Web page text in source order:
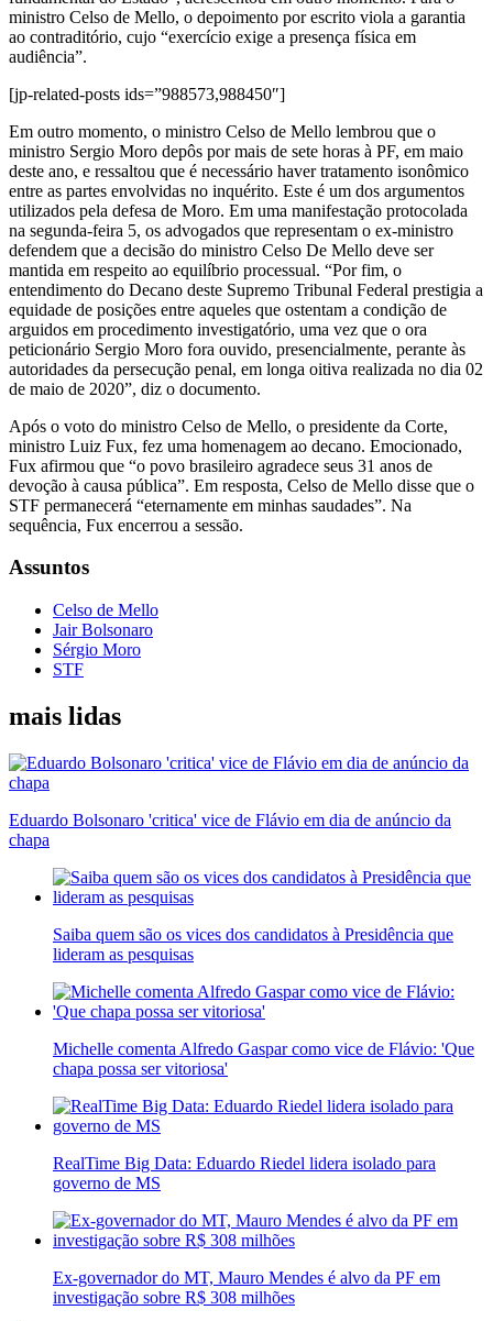
ministro Celso de Mello, o depoimento por escrito viola a garantia
ao contraditório, cujo “exercício exige a presença física em
audiência”.
[jp-related-posts ids=”988573,988450″]
Em outro momento, o ministro Celso de Mello lembrou que o
ministro Sergio Moro depôs por mais de sete horas à PF, em maio
deste ano, e ressaltou que é necessário haver tratamento isonômico
entre as partes envolvidas no inquérito. Este é um dos argumentos
utilizados pela defesa de Moro. Em uma manifestação protocolada
na segunda-feira 5, os advogados que representam o ex-ministro
defendem que a decisão do ministro Celso De Mello deve ser
mantida em respeito ao equilíbrio processual. “Por fim, o
entendimento do Decano deste Supremo Tribunal Federal prestigia a
equidade de posições entre aqueles que ostentam a condição de
arguidos em procedimento investigatório, uma vez que o ora
peticionário Sergio Moro fora ouvido, presencialmente, perante às
autoridades da persecução penal, em longa oitiva realizada no dia 02
de maio de 2020”, diz o documento.
Após o voto do ministro Celso de Mello, o presidente da Corte,
ministro Luiz Fux, fez uma homenagem ao decano. Emocionado,
Fux afirmou que “o povo brasileiro agradece seus 31 anos de
devoção à causa pública”. Em resposta, Celso de Mello disse que o
STF permanecerá “eternamente em minhas saudades”. Na
sequência, Fux encerrou a sessão.
Assuntos
Celso de Mello
Jair Bolsonaro
Sérgio Moro
STF
mais lidas
Eduardo Bolsonaro 'critica' vice de Flávio em dia de anúncio da
chapa
Saiba quem são os vices dos candidatos à Presidência que
lideram as pesquisas
Michelle comenta Alfredo Gaspar como vice de Flávio: 'Que
chapa possa ser vitoriosa'
RealTime Big Data: Eduardo Riedel lidera isolado para
governo de MS
Ex-governador do MT, Mauro Mendes é alvo da PF em
investigação sobre R$ 308 milhões